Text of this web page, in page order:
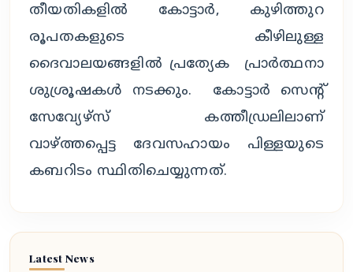
തീയതികളിൽ കോട്ടാർ, കുഴിത്തുറ
രൂപതകളുടെ കീഴിലുള്ള
ദൈവാലയങ്ങളിൽ പ്രത്യേക പ്രാർത്ഥനാ
ശുശ്രൂഷകൾ നടക്കും. കോട്ടാർ സെന്റ്
സേവ്യേഴ്സ് കത്തീഡ്രലിലാണ്
വാഴ്ത്തപ്പെട്ട ദേവസഹായം പിള്ളയുടെ
കബറിടം സ്ഥിതിചെയ്യുന്നത്.
Latest News